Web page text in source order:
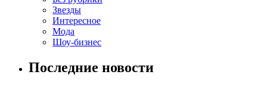
Звезды
Интересное
Мода
Шоу-бизнес
Последние новости